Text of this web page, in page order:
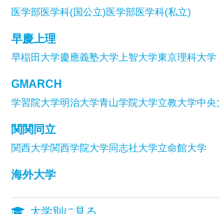
医学部医学科(国公立)医学部医学科(私立)
早慶上理
早稲田大学慶應義塾大学 上智大学東京理科大学
GMARCH
学習院大学明治大学青山学院大学立教大学中央
関関同立
関西大学関西学院大学同志社大学立命館大学
海外大学
大学別に見る